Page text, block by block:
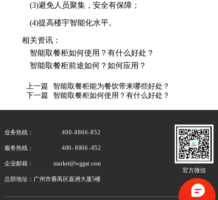
(3)避免人员聚集，安全有保障；
(4)提高楼宇智能化水平。
相关资讯：
智能取餐柜如何使用？有什么好处？
智能取餐柜前途如何？如何应用？
上一篇
智能取餐柜能为餐饮带来哪些好处？
下一篇
智能取餐柜如何使用？有什么好处？
业务热线： 400-8866-852
服务热线： 400- 8866 -852
企业邮箱： market@wggai.com
总部地址： 广州市番禺区嘉洲大厦5楼
官方微信